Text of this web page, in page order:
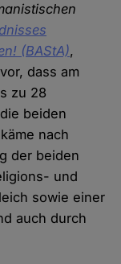
(BAStA),
dass am
zu 28
beiden
nach
der beiden
und
sowie einer
auch durch